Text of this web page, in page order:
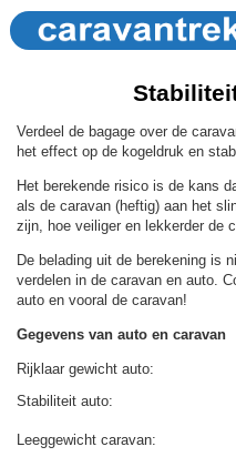
Verdeel de bagage over de
het effect op de kogeldruk en
Het berekende risico is de kans
als de caravan (heftig) aan het
zijn, hoe veiliger en lekkerder de
De belading uit de berekening is
verdelen in de caravan en auto.
auto en vooral de caravan!
Gegevens van auto en caravan
Rijklaar gewicht auto:
Stabiliteit auto:
Leeggewicht caravan: